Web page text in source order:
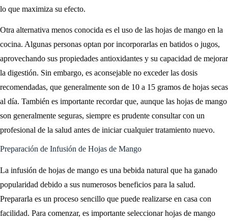
lo que maximiza su efecto.
Otra alternativa menos conocida es el uso de las hojas de mango en la
cocina. Algunas personas optan por incorporarlas en batidos o jugos,
aprovechando sus propiedades antioxidantes y su capacidad de mejorar
la digestión. Sin embargo, es aconsejable no exceder las dosis
recomendadas, que generalmente son de 10 a 15 gramos de hojas secas
al día. También es importante recordar que, aunque las hojas de mango
son generalmente seguras, siempre es prudente consultar con un
profesional de la salud antes de iniciar cualquier tratamiento nuevo.
Preparación de Infusión de Hojas de Mango
La infusión de hojas de mango es una bebida natural que ha ganado
popularidad debido a sus numerosos beneficios para la salud.
Prepararla es un proceso sencillo que puede realizarse en casa con
facilidad. Para comenzar, es importante seleccionar hojas de mango